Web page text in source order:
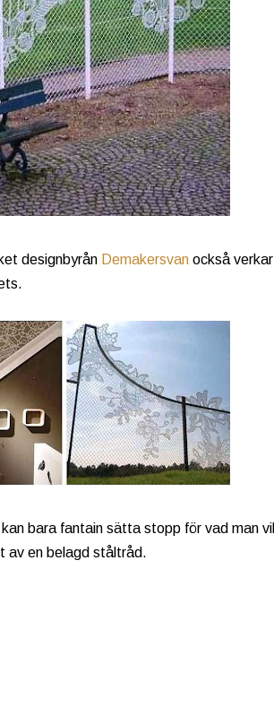
designbyrån Demakersvan också
bara fantain sätta stopp för vad man
av en belagd ståltråd.